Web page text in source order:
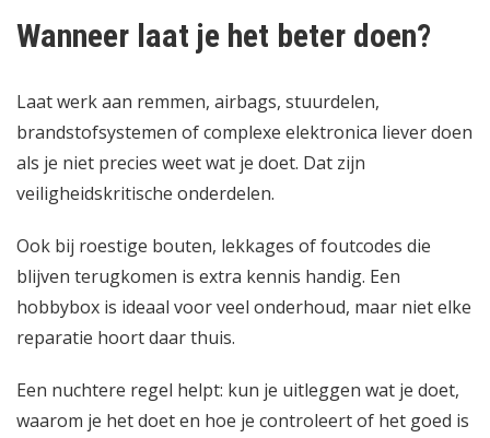
Wanneer laat je het beter doen?
Laat werk aan remmen, airbags, stuurdelen,
brandstofsystemen of complexe elektronica liever doen
als je niet precies weet wat je doet. Dat zijn
veiligheidskritische onderdelen.
Ook bij roestige bouten, lekkages of foutcodes die
blijven terugkomen is extra kennis handig. Een
hobbybox is ideaal voor veel onderhoud, maar niet elke
reparatie hoort daar thuis.
Een nuchtere regel helpt: kun je uitleggen wat je doet,
waarom je het doet en hoe je controleert of het goed is